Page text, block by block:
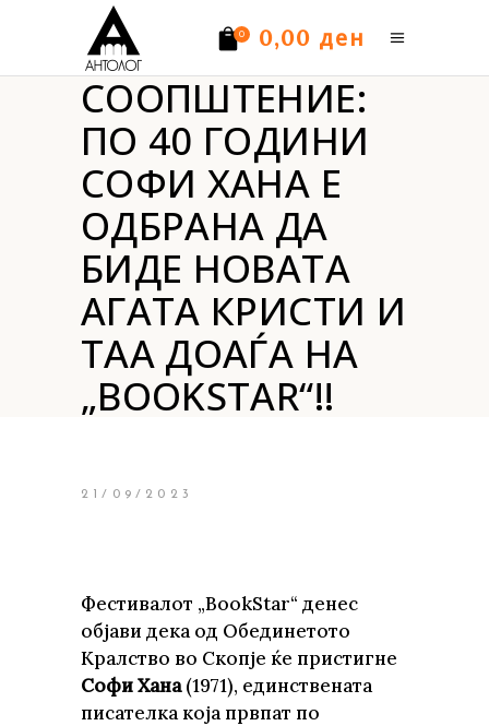
0 0,00 ден
Нема производи.
СООПШТЕНИЕ:
ПО 40 ГОДИНИ
СОФИ ХАНА Е
ОДБРАНА ДА
БИДЕ НОВАТА
АГАТА КРИСТИ И
ТАА ДОАЃА НА
„BOOKSTAR“!!
21/09/2023
Фестивалот „BookStar“ денес
објави дека од Обединетото
Кралство во Скопје ќе пристигне
Софи Хана(1971), единствената
писателка која првпат по